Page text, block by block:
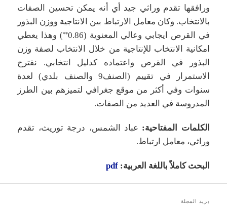
ورافقها تقدم وراثي جيد أي أنه يمكن تحسين الصفات
بالانتخاب. وكان معامل الارتباط بين الانتاجية ووزن البذور
في القرص ايجابي وعالي المعنوية (0.86
**) وهذا يعطي
امكانية الانتخاب للإنتاجية من خلال الانتخاب لصفة وزن
البذور في القرص واعتماده كدليل انتخابي. نقترح
الاستمرار في تقييم (الصنف9 والصنف بلدي) لعدة
سنوات وفي أكثر من موقع جغرافي لتميزهم بين الطرز
المدروسة في العديد من الصفات.
الكلمات المفتاحية: عباد الشمس، درجة توريث، تقدم
وراثي، معامل ارتباط.
البحث كاملاً باللغة العربية:pdf
بريد المجلة